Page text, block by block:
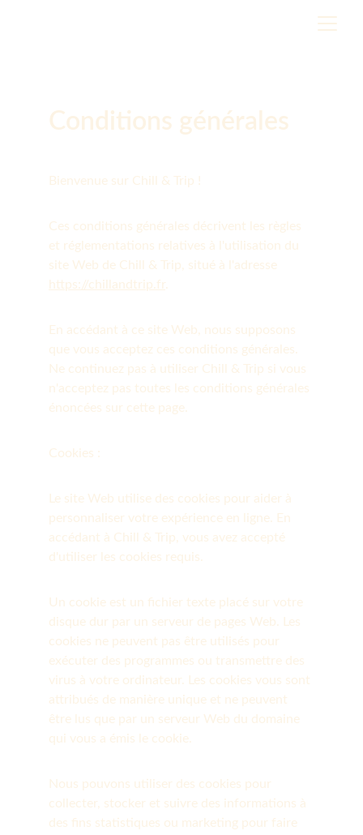
Conditions générales
Bienvenue sur Chill & Trip !
Ces conditions générales décrivent les règles
et réglementations relatives à l'utilisation du
site Web de Chill & Trip, situé à l'adresse
https://chillandtrip.fr
En accédant à ce site Web, nous supposons
que vous acceptez ces conditions générales.
Ne continuez pas à utiliser Chill & Trip si vous
n'acceptez pas toutes les conditions générales
énoncées sur cette page.
Cookies :
Le site Web utilise des cookies pour aider à
personnaliser votre expérience en ligne. En
accédant à Chill & Trip, vous avez accepté
d'utiliser les cookies requis.
Un cookie est un fichier texte placé sur votre
disque dur par un serveur de pages Web. Les
cookies ne peuvent pas être utilisés pour
exécuter des programmes ou transmettre des
virus à votre ordinateur. Les cookies vous sont
attribués de manière unique et ne peuvent
être lus que par un serveur Web du domaine
qui vous a émis le cookie.
Nous pouvons utiliser des cookies pour
collecter, stocker et suivre des informations à
des fins statistiques ou marketing pour faire